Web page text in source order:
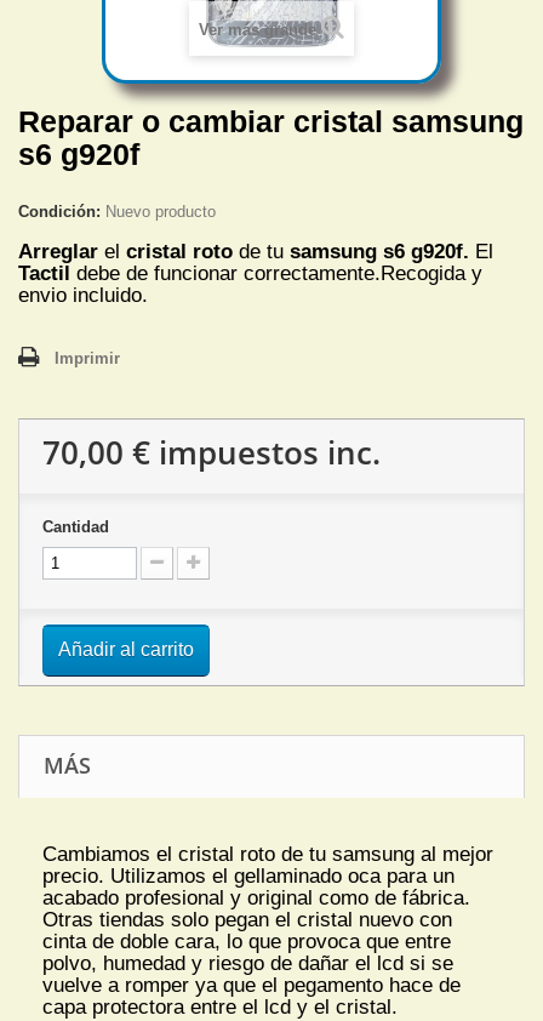
Ver más grande
Reparar o cambiar cristal samsung
s6 g920f
Condición: Nuevo producto
Arreglar el cristal roto de tu samsung s6 g920f. El
Tactil debe de funcionar correctamente.Recogida y
envio incluido.
Imprimir
70,00 € impuestos inc.
Cantidad
Añadir al carrito
MÁS
Cambiamos el cristal roto de tu samsung al mejor
precio. Utilizamos el gellaminado oca para un
acabado profesional y original como de fábrica.
Otras tiendas solo pegan el cristal nuevo con
cinta de doble cara, lo que provoca que entre
polvo, humedad y riesgo de dañar el lcd si se
vuelve a romper ya que el pegamento hace de
capa protectora entre el lcd y el cristal.